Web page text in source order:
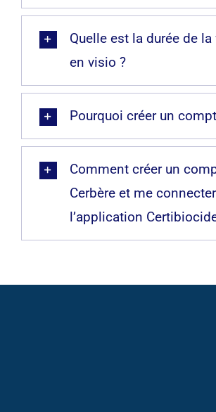
Quelle est la durée de
en visio ?
Pourquoi créer un
Comment créer un
Cerbère et me
l’application